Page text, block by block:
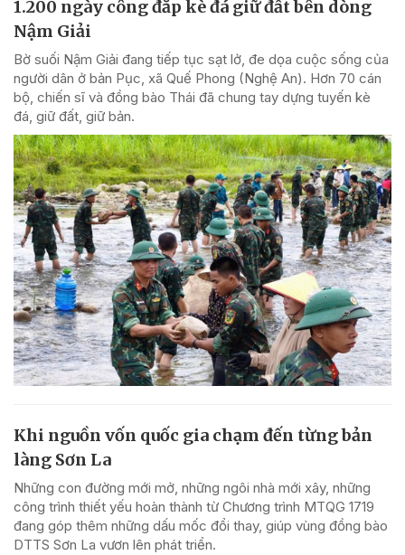
1.200 ngày công đắp kè đá giữ đất bên dòng
Nậm Giải
Bờ suối Nậm Giải đang tiếp tục sạt lở, đe dọa cuộc sống của
người dân ở bản Pục, xã Quế Phong (Nghệ An). Hơn 70 cán
bộ, chiến sĩ và đồng bào Thái đã chung tay dựng tuyến kè
đá, giữ đất, giữ bản.
Khi nguồn vốn quốc gia chạm đến từng bản
làng Sơn La
Những con đường mới mở, những ngôi nhà mới xây, những
công trình thiết yếu hoàn thành từ Chương trình MTQG 1719
đang góp thêm những dấu mốc đổi thay, giúp vùng đồng bào
DTTS Sơn La vươn lên phát triển.